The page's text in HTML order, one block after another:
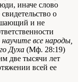
иначе слово
о
и не
все народы,
Духа (Мф. 28:19)
две тысячи лет
всей ее